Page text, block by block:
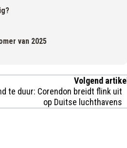
van 2025
Volgend artikel
te duur: Corendon breidt flink uit
op Duitse luchthavens